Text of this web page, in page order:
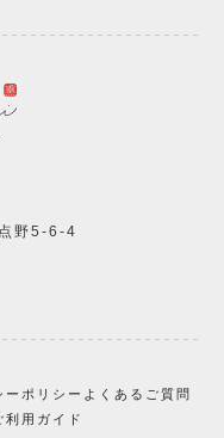
野5-6-4
ーポリシー よくあるご質問
利用ガイド